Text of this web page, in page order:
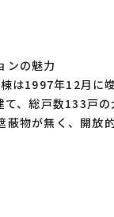
ンの魅力
は1997年12月に
、総戸数133戸の
物が無く、開放